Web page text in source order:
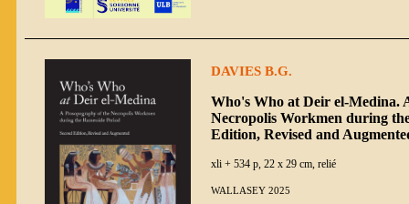
DAVIES B.G.
Who's Who at Deir el-Medina.
Necropolis Workmen during
Edition, Revised and
xli + 534 p, 22 x 29 cm, relié
WALLASEY 2025